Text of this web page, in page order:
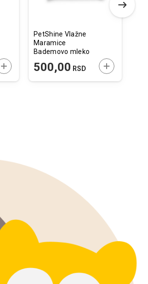
DODAJTE U KORPU
PetShine Vlažne
Maramice
Bademovo mleko
500,00 RSD DODAJTE U